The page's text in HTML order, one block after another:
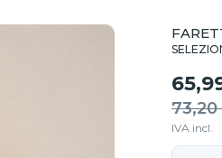
IVA incl.